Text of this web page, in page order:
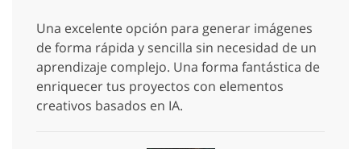
Una excelente opción para generar imágenes
de forma rápida y sencilla sin necesidad de un
aprendizaje complejo. Una forma fantástica de
enriquecer tus proyectos con elementos
creativos basados en IA.